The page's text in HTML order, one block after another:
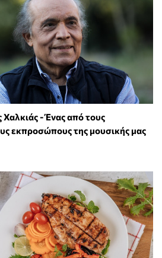
- Ένας από τους
εκπροσώπους της μουσικής μας